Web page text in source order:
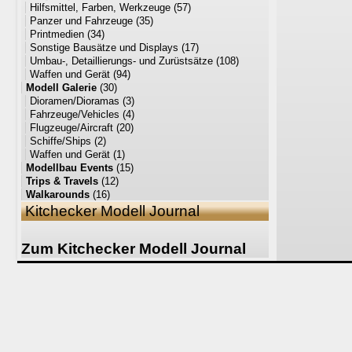
Hilfsmittel, Farben, Werkzeuge (57)
Panzer und Fahrzeuge (35)
Printmedien (34)
Sonstige Bausätze und Displays (17)
Umbau-, Detaillierungs- und Zurüstsätze (108)
Waffen und Gerät (94)
Modell Galerie (30)
Dioramen/Dioramas (3)
Fahrzeuge/Vehicles (4)
Flugzeuge/Aircraft (20)
Schiffe/Ships (2)
Waffen und Gerät (1)
Modellbau Events (15)
Trips & Travels (12)
Walkarounds (16)
Kitchecker Modell Journal
Zum Kitchecker Modell Journal